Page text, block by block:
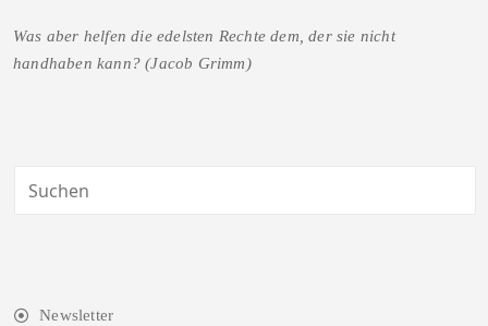
Was aber helfen die edelsten Rechte dem, der sie nicht
handhaben kann? (Jacob Grimm)
Newsletter